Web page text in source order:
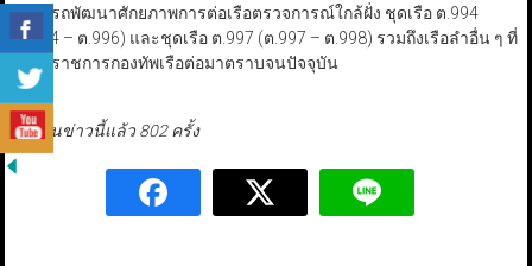
สามารถพัฒนาศักยภาพการต่อเรือตรวจการณ์ใกล้ฝั่ง ชุดเรือ ต.994
(ต.994 – ต.996) และชุดเรือ ต.997 (ต.997 – ต.998) รวมถึงเรือลำอื่น ๆ ที่
ใช้ในราชการกองทัพเรือต่อมาตราบจนปัจจุบัน
มีผู้อ่านข่าวนี้แล้ว 802 ครั้ง